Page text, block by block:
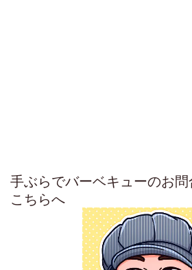
手ぶらでバーベキューのお
こちらへ